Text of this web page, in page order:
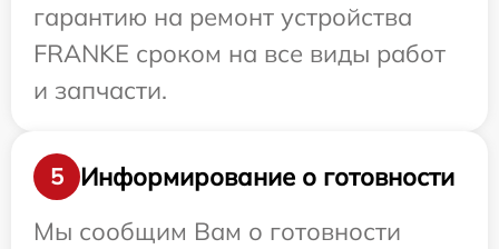
гарантию на ремонт устройства
FRANKE сроком на все виды работ
и запчасти.
5
Информирование о готовности
Мы сообщим Вам о готовности